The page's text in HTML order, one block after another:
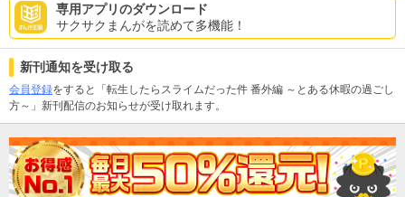
専用アプリのダウンロード
サクサクまんがを読めて多機能！
新刊通知を受け取る
会員登録をすると「転生したらスライムだった件 番外編 ～とある休暇の過ごし
方～」新刊配信のお知らせが受け取れます。